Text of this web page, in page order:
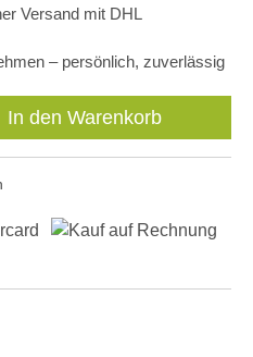
Versand mit DHL
– persönlich, zuverlässig
den gewünschten
In den Warenkorb